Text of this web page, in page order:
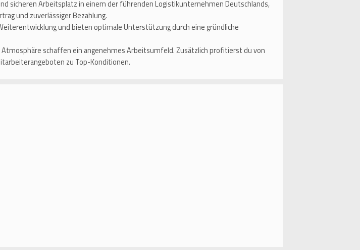
sicheren Arbeitsplatz in einem der führenden Logistikunternehmen Deutschlands,
und zuverlässiger Bezahlung.
und bieten optimale Unterstützung durch eine gründliche
schaffen ein angenehmes Arbeitsumfeld. Zusätzlich profitierst du von
zu Top-Konditionen.